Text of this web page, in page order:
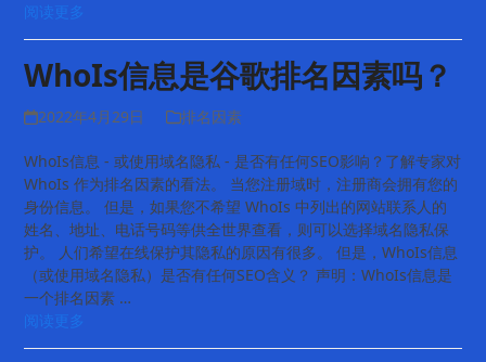
阅读更多
WhoIs信息是谷歌排名因素吗？
2022年4月29日 排名因素
WhoIs信息 - 或使用域名隐私 - 是否有任何SEO影响？了解专家对
WhoIs 作为排名因素的看法。 当您注册域时，注册商会拥有您的
身份信息。 但是，如果您不希望 WhoIs 中列出的网站联系人的
姓名、地址、电话号码等供全世界查看，则可以选择域名隐私保
护。 人们希望在线保护其隐私的原因有很多。 但是，WhoIs信息
（或使用域名隐私）是否有任何SEO含义？ 声明：WhoIs信息是
一个排名因素 …
阅读更多